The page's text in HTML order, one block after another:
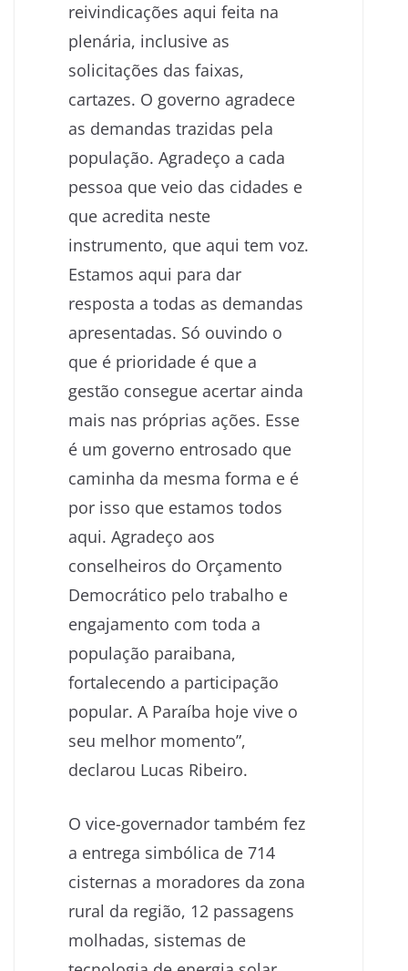
reivindicações aqui feita na
plenária, inclusive as
solicitações das faixas,
cartazes. O governo agradece
as demandas trazidas pela
população. Agradeço a cada
pessoa que veio das cidades e
que acredita neste
instrumento, que aqui tem voz.
Estamos aqui para dar
resposta a todas as demandas
apresentadas. Só ouvindo o
que é prioridade é que a
gestão consegue acertar ainda
mais nas próprias ações. Esse
é um governo entrosado que
caminha da mesma forma e é
por isso que estamos todos
aqui. Agradeço aos
conselheiros do Orçamento
Democrático pelo trabalho e
engajamento com toda a
população paraibana,
fortalecendo a participação
popular. A Paraíba hoje vive o
seu melhor momento”,
declarou Lucas Ribeiro.
O vice-governador também fez
a entrega simbólica de 714
cisternas a moradores da zona
rural da região, 12 passagens
molhadas, sistemas de